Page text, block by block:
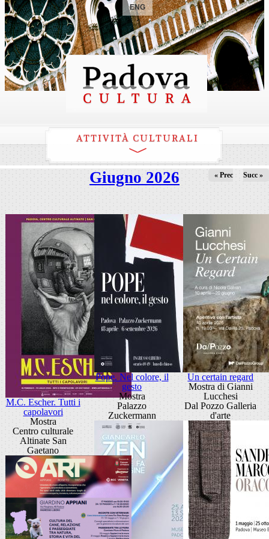
ENG
ATTIVITÀ CULTURALI
Giugno 2026 « Prec Succ »
M.C. Escher. Tutti i
capolavori
Mostra
Centro culturale
Altinate San
Gaetano
Pope. Nel colore, il
gesto
Mostra
Palazzo
Zuckermann
Un certain regard
Mostra di Gianni
Lucchesi
Dal Pozzo Galleria
d'arte